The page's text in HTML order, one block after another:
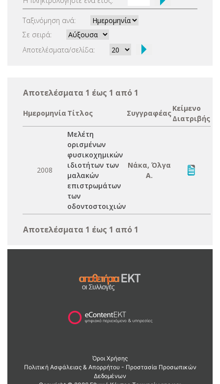
Ταξινόμηση ανά:
Σε σειρά:
Αποτελέσματα/σελίδα:
Αποτελέσματα 1 έως 1 από 1
Ημερομηνία Τίτλος Συγγραφέας
Κείμενο
Διατριβής
2008
Μελέτη
ορισμένων
φυσικοχημικών
ιδιοτήτων των
μαλακών
επιστρωμάτων
των
οδοντοστοιχιών
Νάκα, Όλγα
Α.
Αποτελέσματα 1 έως 1 από 1